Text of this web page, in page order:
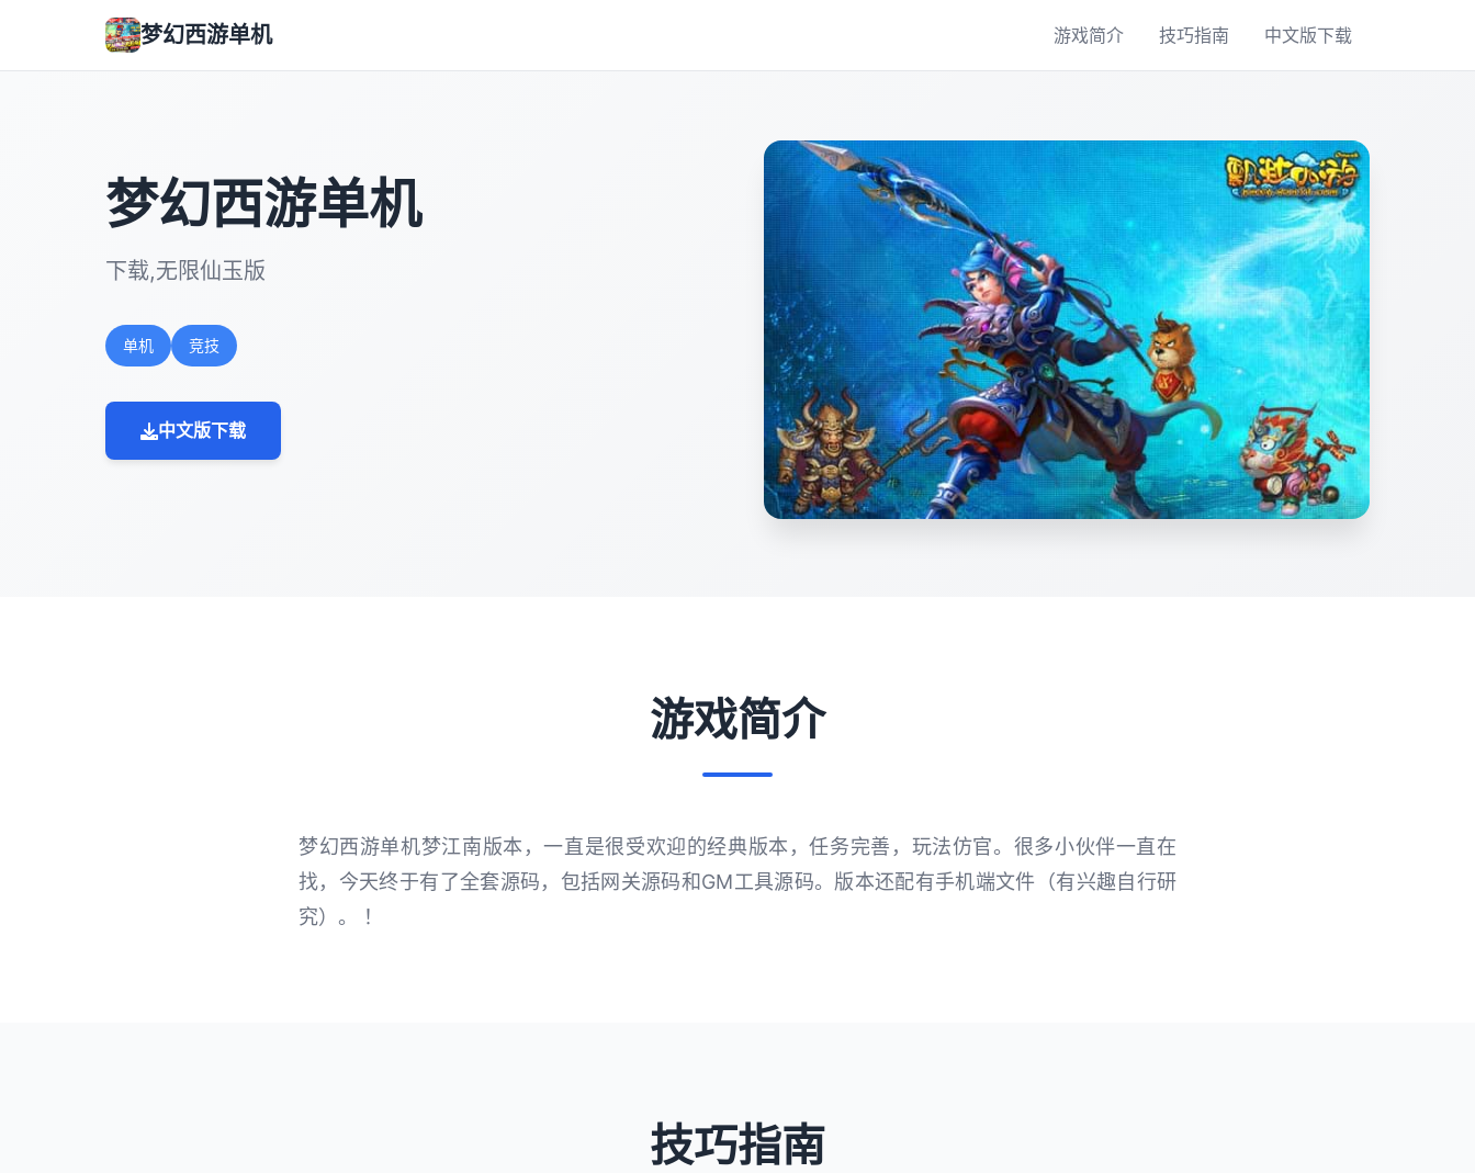
梦幻西游单机 游戏简介 技巧指南 中文版下载
梦幻西游单机
下载,无限仙玉版
单机 竞技
中文版下载
游戏简介
梦幻西游单机梦江南版本，一直是很受欢迎的经典版本，任务完善，玩法仿官。很多小伙伴一直在
找，今天终于有了全套源码，包括网关源码和GM工具源码。版本还配有手机端文件（有兴趣自行研
究）。 ！
技巧指南